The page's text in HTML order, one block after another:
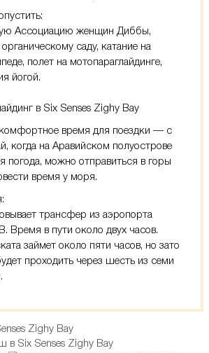
Ассоциацию женщин Диббы,
саду, катание на
полет на мотопараглайдинге,
йогой.
время для поездки — с
когда на Аравийском полуострове
погода, можно отправиться в горы
время у моря.
трансфер из аэропорта
Время в пути около двух часов.
займет около пяти часов, но зато
проходить через шесть из семи